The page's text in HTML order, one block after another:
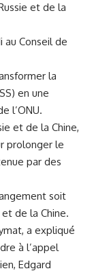
et de la
Conseil de
la
en une
l’ONU.
et de la Chine,
prolonger le
par des
soit
de la Chine.
a expliqué
à l’appel
Edgard